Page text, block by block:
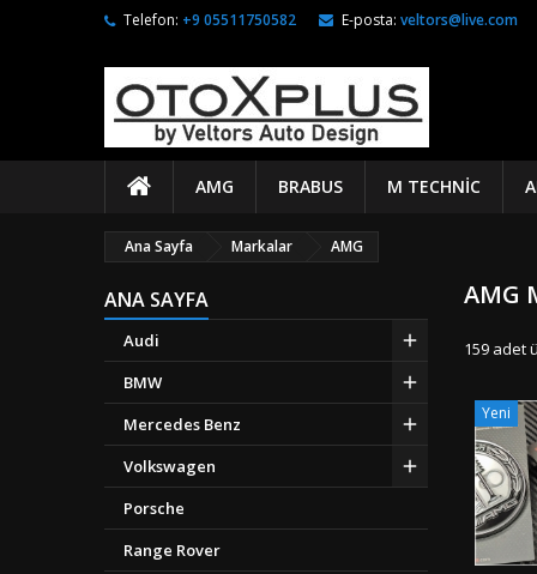
Telefon: +9 05511750582 E-posta: veltors@live.com
AMG BRABUS M TECHNIC
Ana Sayfa Markalar AMG
ANA SAYFA
Audi
BMW
Mercedes Benz
Volkswagen
Porsche
Range Rover
AMG
159 adet
Yeni